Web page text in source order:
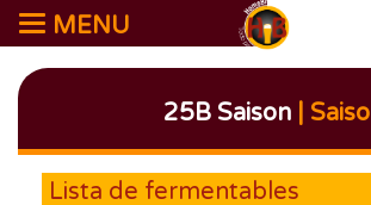
MENU
25B Saison|
Lista de fermentables